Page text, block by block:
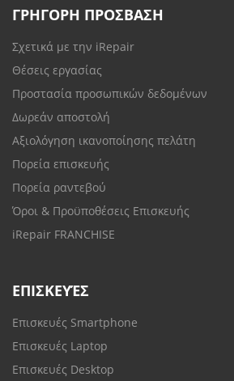
ΓΡΗΓΟΡΗ ΠΡΟΣΒΑΣΗ
Σχετικά με την iRepair
Θέσεις εργασίας
Προστασία προσωπικών δεδομένων
Δωρεάν αποστολή
Αξιολόγηση ικανοποίησης πελάτη
Πορεία επισκευής
Πορεία ραντεβού
Όροι & Προϋποθέσεις Επισκευής
iRepair FRANCHISE
ΕΠΙΣΚΕΥΈΣ
Επισκευές Smartphone
Επισκευές Laptop
Επισκευές Desktop